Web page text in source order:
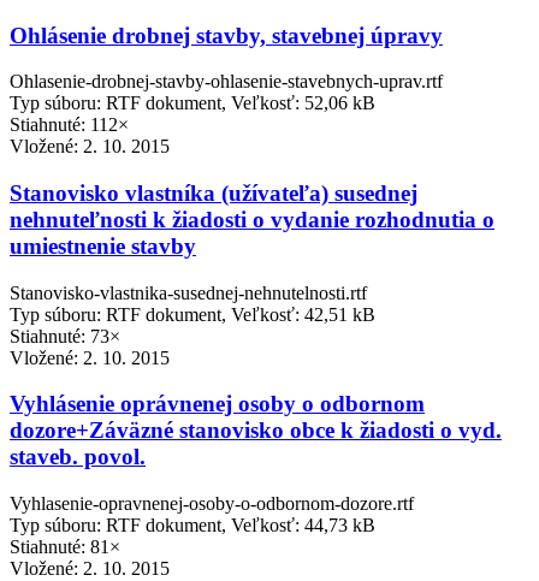
Ohlásenie drobnej stavby, stavebnej úpravy
Ohlasenie-drobnej-stavby-ohlasenie-stavebnych-uprav.rtf
Typ súboru: RTF dokument, Veľkosť: 52,06 kB
Stiahnuté: 112×
Vložené: 2. 10. 2015
Stanovisko vlastníka (užívateľa) susednej
nehnuteľnosti k žiadosti o vydanie rozhodnutia o
umiestnenie stavby
Stanovisko-vlastnika-susednej-nehnutelnosti.rtf
Typ súboru: RTF dokument, Veľkosť: 42,51 kB
Stiahnuté: 73×
Vložené: 2. 10. 2015
Vyhlásenie oprávnenej osoby o odbornom
dozore+Záväzné stanovisko obce k žiadosti o vyd.
staveb. povol.
Vyhlasenie-opravnenej-osoby-o-odbornom-dozore.rtf
Typ súboru: RTF dokument, Veľkosť: 44,73 kB
Stiahnuté: 81×
Vložené: 2. 10. 2015